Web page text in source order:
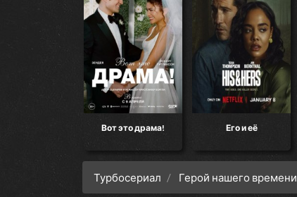
Вот это драма! Его и её
Турбосериал Герой нашего времени